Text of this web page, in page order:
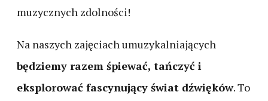
muzycznych zdolności!
Na naszych zajęciach umuzykalniających
będziemy razem śpiewać, tańczyć i
eksplorować fascynujący świat dźwięków. To